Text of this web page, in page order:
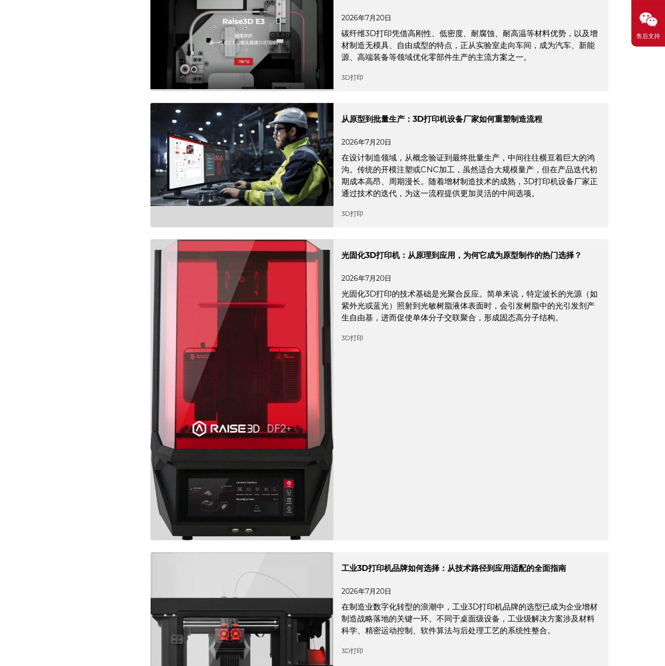
2026年7月20日
碳纤维3D打印凭借高刚性、低密度、耐腐蚀、耐高温等材料优势，以及增
材制造无模具、自由成型的特点，正从实验室走向车间，成为汽车、新能
源、高端装备等领域优化零部件生产的主流方案之一。
3D打印
从原型到批量生产：3D打印机设备厂家如何重塑制造流程
2026年7月20日
在设计制造领域，从概念验证到最终批量生产，中间往往横亘着巨大的鸿
沟。传统的开模注塑或CNC加工，虽然适合大规模量产，但在产品迭代初
期成本高昂、周期漫长。随着增材制造技术的成熟，3D打印机设备厂家正
通过技术的迭代，为这一流程提供更加灵活的中间选项。
3D打印
光固化3D打印机：从原理到应用，为何它成为原型制作的热门选择？
2026年7月20日
光固化3D打印的技术基础是光聚合反应。简单来说，特定波长的光源（如
紫外光或蓝光）照射到光敏树脂液体表面时，会引发树脂中的光引发剂产
生自由基，进而促使单体分子交联聚合，形成固态高分子结构。
3D打印
工业3D打印机品牌如何选择：从技术路径到应用适配的全面指南
2026年7月20日
在制造业数字化转型的浪潮中，工业3D打印机品牌的选型已成为企业增材
制造战略落地的关键一环。不同于桌面级设备，工业级解决方案涉及材料
科学、精密运动控制、软件算法与后处理工艺的系统性整合。
3D打印
售后支持